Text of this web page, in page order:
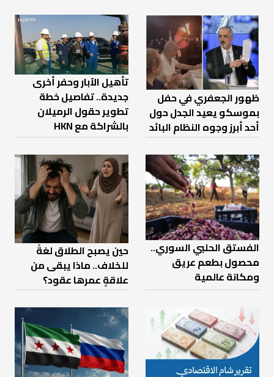
ظهور الجعفري في حفل
بموسكو يعيد الجدل حول
أحد أبرز وجوه النظام البائد
تأهيل الآبار وحفر أخرى
جديدة.. تفاصيل خطة
تطوير حقول الرميلان
بالشراكة مع HKN
الفستق الحلبي السوري..
محصول بطعم عريق
ومكانة عالمية
حين يصبح الطلاق لغةً
للخلاف.. ماذا يبقى من
علاقةٍ عمرها عقود؟